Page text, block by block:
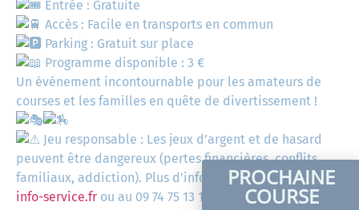
Entrée : Gratuite
Accès : Facile en transports en commun
Parking : Gratuit sur place
Programme disponible : 3 €
Un événement incontournable pour les amateurs de
courses et les familles en quête de divertissement !
Jeu responsable : Les jeux d’argent et de hasard
peuvent être dangereux (pertes financières, conflits
familiaux, addiction). Plus d’informations sur joueurs-
info-service.fr ou au 09 74 75 13 13 (appel non surtaxé).
PROCHAINE
COURSE